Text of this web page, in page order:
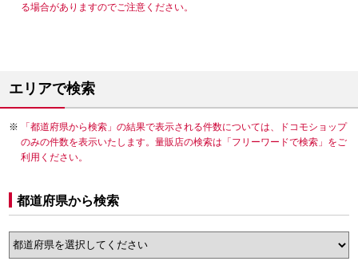
る場合がありますのでご注意ください。
エリアで検索
「都道府県から検索」の結果で表示される件数については、ドコモショップ
のみの件数を表示いたします。量販店の検索は「フリーワードで検索」をご
利用ください。
都道府県から検索